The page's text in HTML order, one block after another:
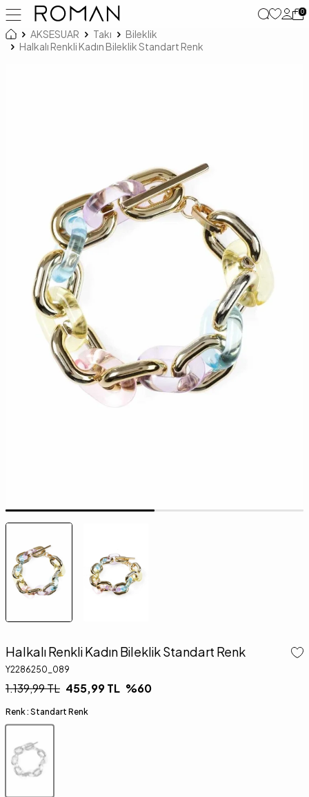
0
AKSESUAR Takı
Bileklik
Halkalı Renkli Kadın Bileklik Standart Renk
Halkalı Renkli Kadın Bileklik Standart Renk
Y2286250_089
1.139,99TL 455,99TL %60
Renk : Standart Renk